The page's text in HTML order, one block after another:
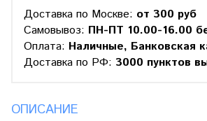
Доставка по Москве: от 300 руб
Самовывоз: ПН-ПТ 10.00-16.00
Оплата: Наличные, Банковская
Доставка по РФ: 3000 пунктов
ОПИСАНИЕ